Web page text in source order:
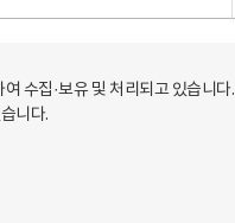
수집·보유 및 처리되고 있습니다.
니다.